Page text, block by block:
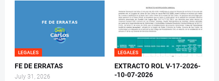
LEGALES
FE DE ERRATAS
July 31, 2026
LEGALES
EXTRACTO ROL V-17-2026-
-10-07-2026